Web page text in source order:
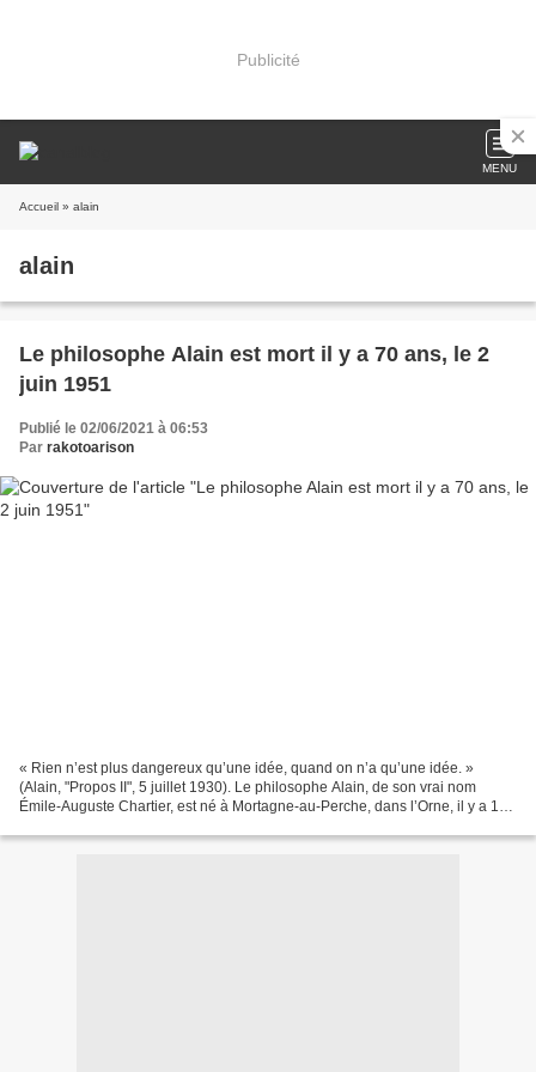
Publicité
MENU
Accueil » alain
alain
Le philosophe Alain est mort il y a 70 ans, le 2
juin 1951
Publié le 02/06/2021 à 06:53
Par rakotoarison
« Rien n’est plus dangereux qu’une idée, quand on n’a qu’une idée. »
(Alain, "Propos II", 5 juillet 1930). Le philosophe Alain, de son vrai nom
Émile-Auguste Chartier, est né à Mortagne-au-Perche, dans l’Orne, il y a 150